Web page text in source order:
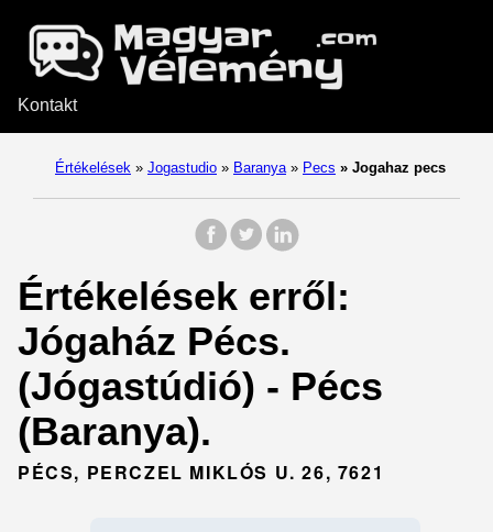
Kontakt
Értékelések » Jogastudio » Baranya » Pecs » Jogahaz pecs
Értékelések erről:
Jógaház Pécs.
(Jógastúdió) - Pécs
(Baranya).
PÉCS, PERCZEL MIKLÓS U. 26, 7621